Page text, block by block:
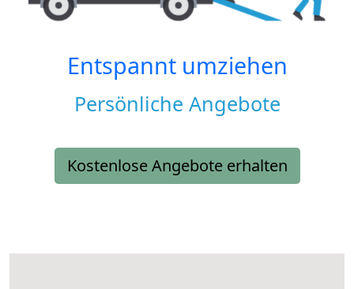
Entspannt umziehen
Persönliche Angebote
Kostenlose Angebote erhalten